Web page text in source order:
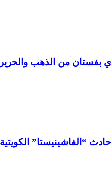
بفستان من الذهب والحرير
“الفاشينيستا” الكويتية